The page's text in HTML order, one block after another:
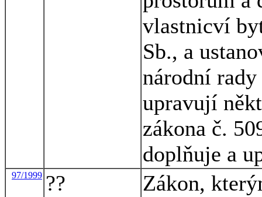
vlastnicví
Sb., a
národní
upravují
zákona č.
doplňuje a
97/1999 ??
Zákon,